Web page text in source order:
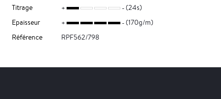
Titrage
(24s)
Epaisseur
(170g/m)
Référence
RPF562/798